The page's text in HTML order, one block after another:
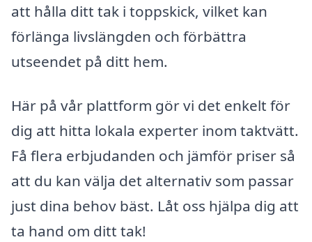
att hålla ditt tak i toppskick, vilket kan
förlänga livslängden och förbättra
utseendet på ditt hem.
Här på vår plattform gör vi det enkelt för
dig att hitta lokala experter inom taktvätt.
Få flera erbjudanden och jämför priser så
att du kan välja det alternativ som passar
just dina behov bäst. Låt oss hjälpa dig att
ta hand om ditt tak!